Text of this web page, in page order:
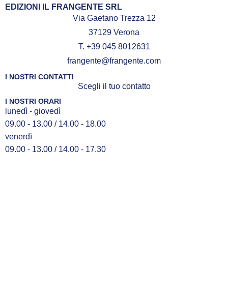
EDIZIONI IL FRANGENTE SRL
Via Gaetano Trezza 12
37129 Verona
T. +39 045 8012631
frangente@frangente.com
I NOSTRI CONTATTI
Scegli il tuo contatto
I NOSTRI ORARI
lunedì - giovedì
09.00 - 13.00 / 14.00 - 18.00
venerdì
09.00 - 13.00 / 14.00 - 17.30